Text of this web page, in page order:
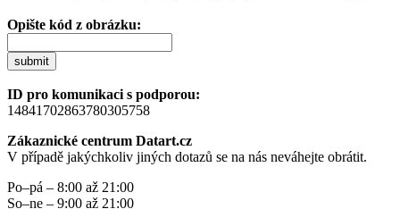
Opište kód z obrázku:
submit
ID pro komunikaci s podporou:
14841702863780305758
Zákaznické centrum Datart.cz
V případě jakýchkoliv jiných dotazů se na nás neváhejte obrátit.
Po–pá – 8:00 až 21:00
So–ne – 9:00 až 21:00